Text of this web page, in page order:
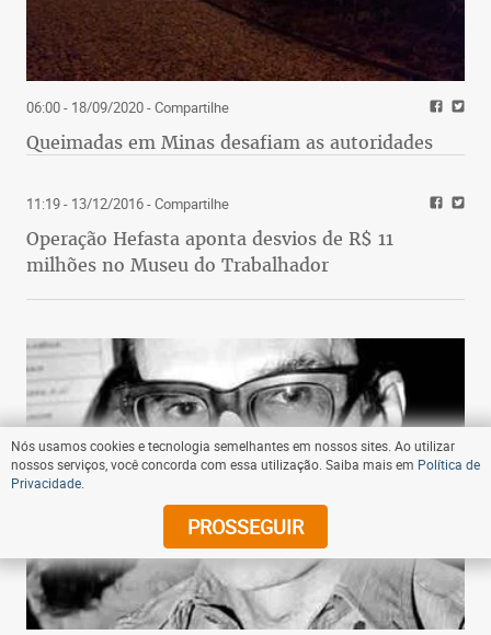
06:00 - 18/09/2020- Compartilhe
Queimadas em Minas desafiam as autoridades
11:19 - 13/12/2016- Compartilhe
Operação Hefasta aponta desvios de R$ 11
milhões no Museu do Trabalhador
Nós usamos cookies e tecnologia semelhantes em nossos sites. Ao utilizar
nossos serviços, você concorda com essa utilização. Saiba mais em Política de
Privacidade
PROSSEGUIR